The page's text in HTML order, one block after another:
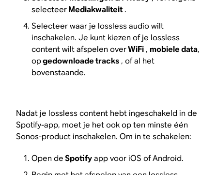
selecteerMediakwaliteit.
Selecteer waar je lossless audio wilt
inschakelen. Je kunt kiezen of je lossless
content wilt afspelen overWiFi , mobiele data,
opgedownloade tracks , of al het
bovenstaande.
Nadat je lossless content hebt ingeschakeld in de
Spotify-app, moet je het ook op ten minste één
Sonos-product inschakelen. Om in te schakelen:
Open deSpotifyapp voor iOS of Android.